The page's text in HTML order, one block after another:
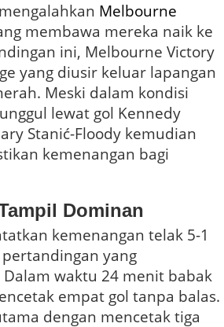
Melbourne
membawa mereka naik ke
ini, Melbourne Victory
yang diusir keluar lapangan
Meski dalam kondisi
lewat gol Kennedy
Stanić-Floody kemudian
kemenangan bagi
Dominan
kemenangan telak 5-1
yang
Dalam waktu 24 menit babak
empat gol tanpa balas.
dengan mencetak tiga